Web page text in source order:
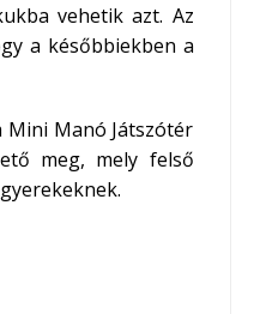
vehetik azt. Az
a későbbiekben a
Manó Játszótér
meg, mely felső